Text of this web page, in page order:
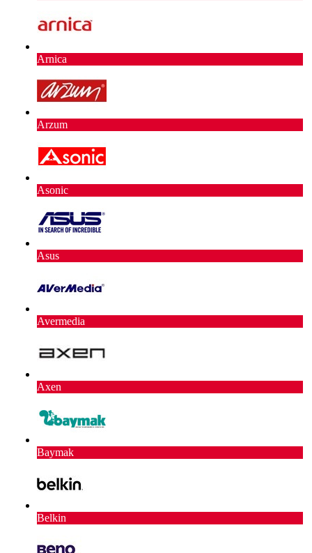
Arnica
Arzum
Asonic
Asus
Avermedia
Axen
Baymak
Belkin